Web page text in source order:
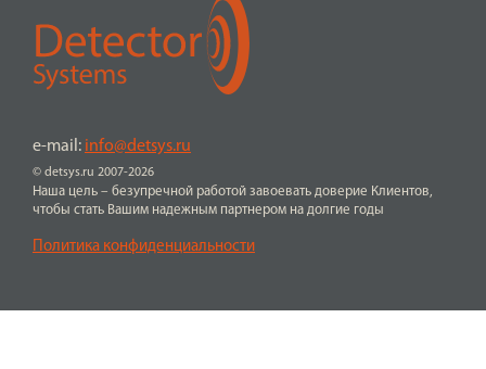
© detsys.ru 2007-2026
e-mail: info@detsys.ru
Наша цель – безупречной работой завоевать доверие Клиентов,
чтобы стать Вашим надежным партнером на долгие годы
Политика конфиденциальности